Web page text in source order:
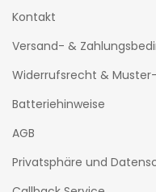
Kontakt
Versand- &
Widerrufsrecht &
Batteriehinweise
AGB
Privatsphäre und